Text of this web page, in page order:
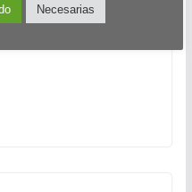
Necesarias